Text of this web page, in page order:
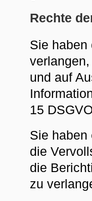
Rechte
Sie
und auf
15
Sie haben
die
die
zu